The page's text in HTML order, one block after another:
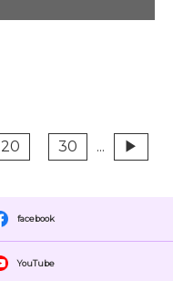
20 30 ... ▶
facebook
YouTube